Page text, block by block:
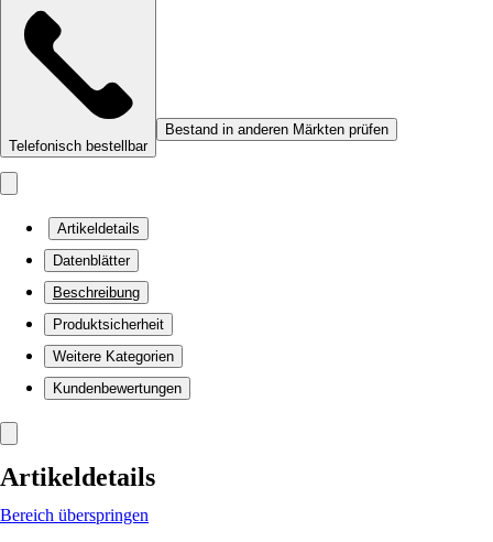
Telefonisch bestellbar
Bestand in anderen Märkten prüfen
Artikeldetails
Datenblätter
Beschreibung
Produktsicherheit
Weitere Kategorien
Kundenbewertungen
Artikeldetails
Bereich überspringen